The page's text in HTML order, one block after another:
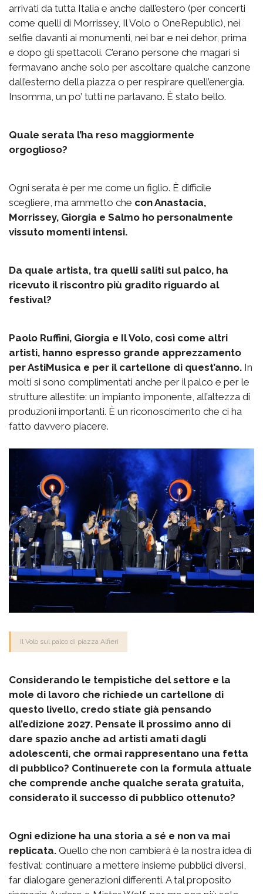
arrivati da tutta Italia e anche dall’estero (per concerti
come quelli di Morrissey, Il Volo o OneRepublic), nei
selfie davanti ai monumenti, nei bar e nei dehor, prima
e dopo gli spettacoli. C’erano persone che magari si
fermavano anche solo per ascoltare qualche canzone
dall’esterno della piazza o per respirare quell’energia.
Insomma, un po’ tutti ne parlavano. È stato bello.
Quale serata l’ha reso maggiormente
orgoglioso?
Ogni serata è per me come un figlio. È difficile
scegliere, ma ammetto che con Anastacia,
Morrissey, Giorgia e Salmo ho personalmente
vissuto momenti intensi.
Da quale artista, tra quelli saliti sul palco, ha
ricevuto il riscontro più gradito riguardo al
festival?
Paolo Ruffini, Giorgia e Il Volo, così come altri
artisti, hanno espresso grande apprezzamento
per AstiMusica e per il cartellone di quest’anno. In
molti si sono complimentati anche per il palco e per le
strutture allestite: un impianto imponente, all’altezza di
produzioni importanti. È un riconoscimento che ci ha
fatto davvero piacere.
Il Volo sul palco di piazza Alfieri
Considerando le tempistiche del settore e la
mole di lavoro che richiede un cartellone di
questo livello, credo stiate già pensando
all’edizione 2027. Pensate il prossimo anno di
dare spazio anche ad artisti amati dagli
adolescenti, che ormai rappresentano una fetta
di pubblico? Continuerete con la formula attuale
che comprende anche qualche serata gratuita,
considerato il successo di pubblico ottenuto?
Ogni edizione ha una storia a sé e non va mai
replicata. Quello che non cambierà è la nostra idea di
festival: continuare a mettere insieme pubblici diversi,
far dialogare generazioni differenti. A tal proposito